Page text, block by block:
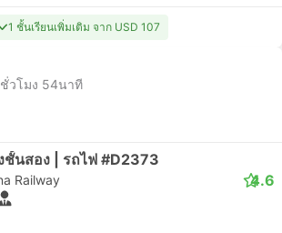
1 ชั้นเรียนเพิ่มเติม จาก USD 107
วโมง 54นาที
ชั้นสอง | รถไฟ #D2373
Railway 4.6